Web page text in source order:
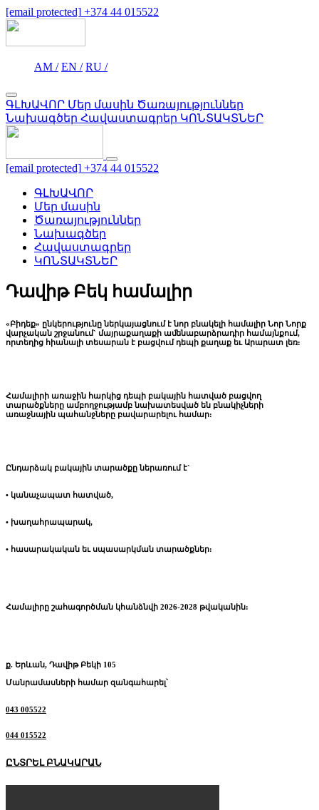
[email protected] +374 44 015522
AM / EN / RU /
ԳԼԽԱՎՈՐ Մեր մասին Ծառայություններ
Նախագծեր Հավաստագրեր ԿՈՆՏԱԿՏՆԵՐ
[email protected] +374 44 015522
ԳԼԽԱՎՈՐ
Մեր մասին
Ծառայություններ
Նախագծեր
Հավաստագրեր
ԿՈՆՏԱԿՏՆԵՐ
Դավիթ Բեկ համալիր
«Բիդեք» ընկերությունը ներկայացնում է նոր բնակելի համալիր Նոր Նորք
վարչական շրջանում` մայրաքաղաքի աﬔնաբարձրադիր համայնքում,
որտեղից հիանալի տեսարան է բացվում դեպի քաղաք եւ Արարատ լեռ:
Համալիրի առաջին հարկից դեպի բակային հատված բացվող
տարածքները ամբողջությամբ նախատեսված են բնակիչների
առաջնային պահանջները բավարարելու համար:
Ընդարձակ բակային տարածքը ներառում է`
• կանաչապատ հատված,
• խաղահրապարակ,
• հասարակական եւ սպասարկման տարածքներ:
Համալիրը շահագործման կհանձնվի 2026-2028 թվականին:
ք. Երևան, Դավիթ Բեկի 105
Մանրամասների համար զանգահարել՝
043 005522
044 015522
ԸՆՏՐԵԼ ԲՆԱԿԱՐԱՆ